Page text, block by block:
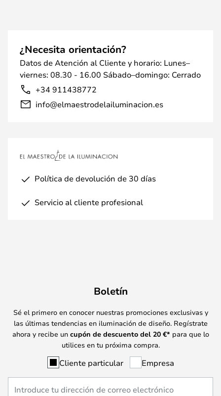
¿Necesita orientación?
Datos de Atención al Cliente y horario: Lunes–
viernes: 08.30 - 16.00 Sábado–domingo: Cerrado
+34 911438772
info@elmaestrodelailuminacion.es
Política de devolución de 30 días
Servicio al cliente profesional
Boletín
Sé el primero en conocer nuestras promociones exclusivas y
las últimas tendencias en iluminación de diseño. Regístrate
ahora y recibe un cupón de descuento del 20 €* para que lo
utilices en tu próxima compra.
Cliente particular Empresa